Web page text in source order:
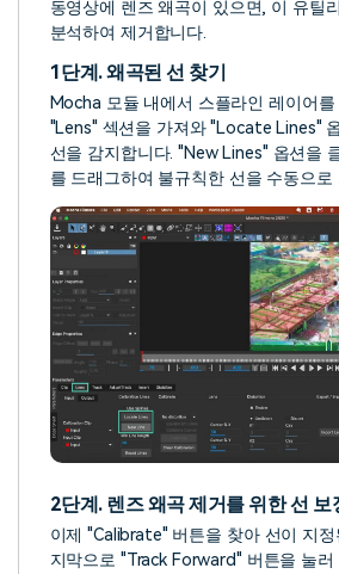
동영상에 렌즈 왜곡이 있으면, 이 유틸
분석하여 제거합니다.
1단계. 왜곡된 선 찾기
Mocha 모듈 내에서 스플라인 레이어
"Lens" 섹션을 가져와 "Locate Lines"
선을 감지합니다. "New Lines" 옵션을
를 드래그하여 불규칙한 선을 수동으로
2단계. 렌즈 왜곡 제거를 위한 선 보
이제 "Calibrate" 버튼을 찾아 선이 지
지막으로 "Track Forward" 버튼을 눌러